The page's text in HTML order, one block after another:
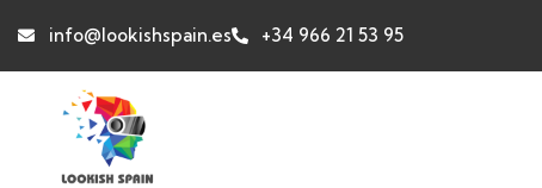
info@lookishspain.es +34 966 21 53 95